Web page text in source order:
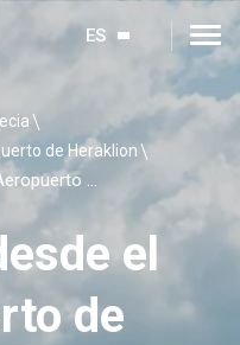
ES
de Heraklion
Traslado desde el Aeropuerto de Heraklion a Rethymnon
el
de